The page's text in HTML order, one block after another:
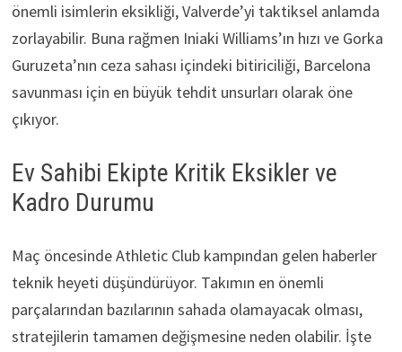
önemli isimlerin eksikliği, Valverde’yi taktiksel anlamda
zorlayabilir. Buna rağmen Iniaki Williams’ın hızı ve Gorka
Guruzeta’nın ceza sahası içindeki bitiriciliği, Barcelona
savunması için en büyük tehdit unsurları olarak öne
çıkıyor.
Ev Sahibi Ekipte Kritik Eksikler ve
Kadro Durumu
Maç öncesinde Athletic Club kampından gelen haberler
teknik heyeti düşündürüyor. Takımın en önemli
parçalarından bazılarının sahada olamayacak olması,
stratejilerin tamamen değişmesine neden olabilir. İşte